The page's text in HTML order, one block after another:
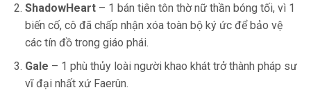
ShadowHeart– 1 bán tiên tôn thờ nữ thần bóng tối, vì 1
biến cố, cô đã chấp nhận xóa toàn bộ ký ức để bảo vệ
các tín đồ trong giáo phái.
Gale – 1 phù thủy loài người khao khát trở thành pháp sư
vĩ đại nhất xứ Faerûn.